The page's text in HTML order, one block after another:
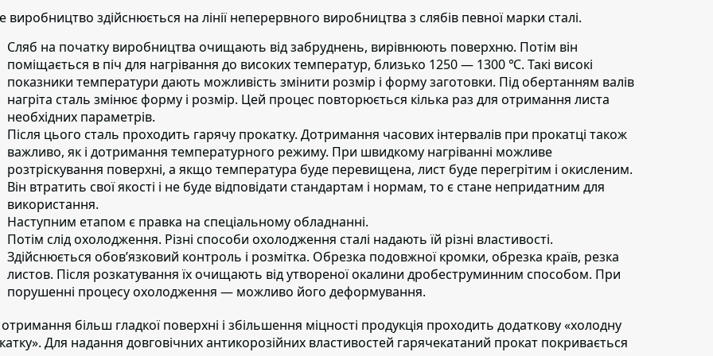
виробництво здійснюється на лінії неперервного виробництва з слябів певної марки сталі.
Сляб на початку виробництва очищають від забруднень, вирівнюють поверхню. Потім він
поміщається в піч для нагрівання до високих температур, близько 1250 — 1300 ℃. Такі високі
показники температури дають можливість змінити розмір і форму заготовки. Під обертанням валів
нагріта сталь змінює форму і розмір. Цей процес повторюється кілька раз для отримання листа
необхідних параметрів.
Після цього сталь проходить гарячу прокатку. Дотримання часових інтервалів при прокатці також
важливо, як і дотримання температурного режиму. При швидкому нагріванні можливе
розтріскування поверхні, а якщо температура буде перевищена, лист буде перегрітим і окисленим.
Він втратить свої якості і не буде відповідати стандартам і нормам, то є стане непридатним для
використання.
Наступним етапом є правка на спеціальному обладнанні.
Потім слід охолодження. Різні способи охолодження сталі надають їй різні властивості.
Здійснюється обов’язковий контроль і розмітка. Обрезка подовжної кромки, обрезка країв, резка
листов. Після розкатування їх очищають від утвореної окалини дробеструминним способом. При
порушенні процесу охолодження — можливо його деформування.
більш гладкої поверхні і збільшення міцності продукція проходить додаткову «холодну
Для надання довговічних антикорозійних властивостей гарячекатаний прокат покривається